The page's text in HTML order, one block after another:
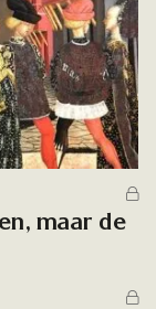
Zoek
maar de